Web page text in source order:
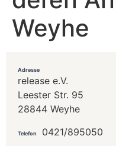
Weyhe
Adresse
release e.V.
Leester Str. 95
28844 Weyhe
Telefon 0421/895050